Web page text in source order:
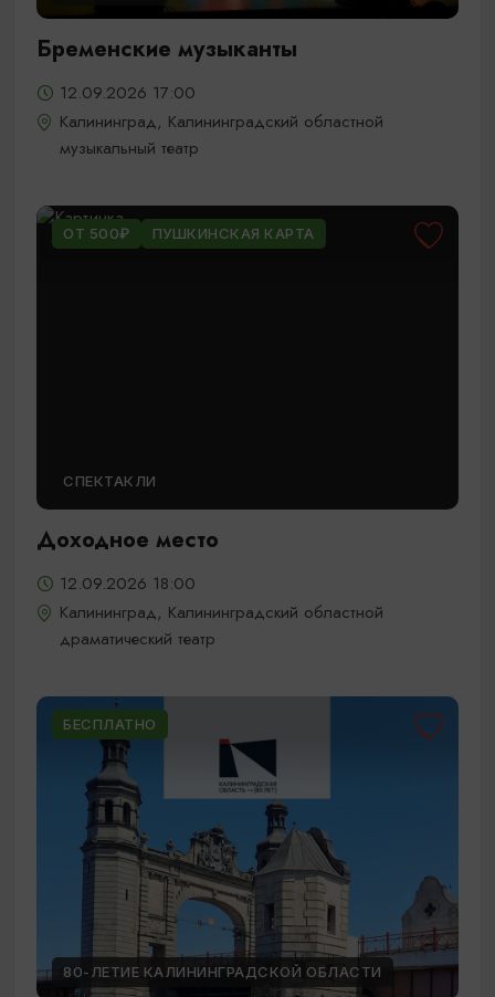
Бременские музыканты
12.09.2026 17:00
Калининград, Калининградский областной
музыкальный театр
ОТ 500₽ ПУШКИНСКАЯ КАРТА
СПЕКТАКЛИ
Доходное место
12.09.2026 18:00
Калининград, Калининградский областной
драматический театр
БЕСПЛАТНО
80-ЛЕТИЕ КАЛИНИНГРАДСКОЙ ОБЛАСТИ